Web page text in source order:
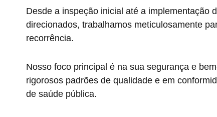
Desde a inspeção inicial até a implementação
direcionados, trabalhamos meticulosamente
recorrência.
Nosso foco principal é na sua segurança e
rigorosos padrões de qualidade e em
de saúde pública.